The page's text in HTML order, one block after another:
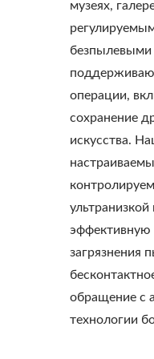
музеях,
безпылевыми
операции,
сохранение
искусства.
эффективную
загрязнения
обращение с
технологии